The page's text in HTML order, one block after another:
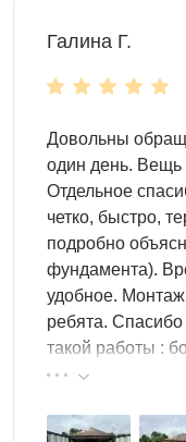
Галина Г.
Довольны
один день. Вещь
Отдельное
четко, быстро,
подробно
фундамента).
удобное.
ребята.
такой работы :
реальные цены.